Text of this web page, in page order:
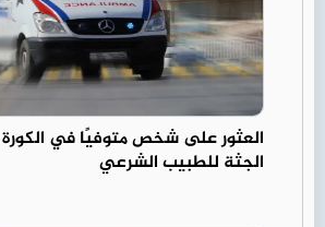
العثور على شخص متوفيًا في
الجثة للطبيب الشرعي